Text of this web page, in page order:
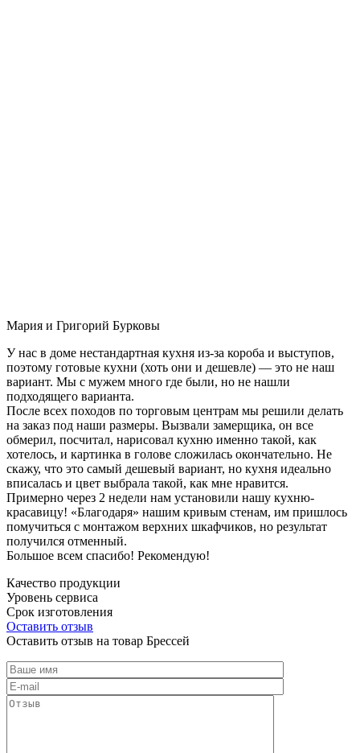
Мария и Григорий Бурковы
У нас в доме нестандартная кухня из-за короба и выступов,
поэтому готовые кухни (хоть они и дешевле) — это не наш
вариант. Мы с мужем много где были, но не нашли
подходящего варианта.
После всех походов по торговым центрам мы решили делать
на заказ под наши размеры. Вызвали замерщика, он все
обмерил, посчитал, нарисовал кухню именно такой, как
хотелось, и картинка в голове сложилась окончательно. Не
скажу, что это самый дешевый вариант, но кухня идеально
вписалась и цвет выбрала такой, как мне нравится.
Примерно через 2 недели нам установили нашу кухню-
красавицу! «Благодаря» нашим кривым стенам, им пришлось
помучиться с монтажом верхних шкафчиков, но результат
получился отменный.
Большое всем спасибо! Рекомендую!
Качество продукции
Уровень сервиса
Срок изготовления
Оставить отзыв
Оставить отзыв на товар Брессей